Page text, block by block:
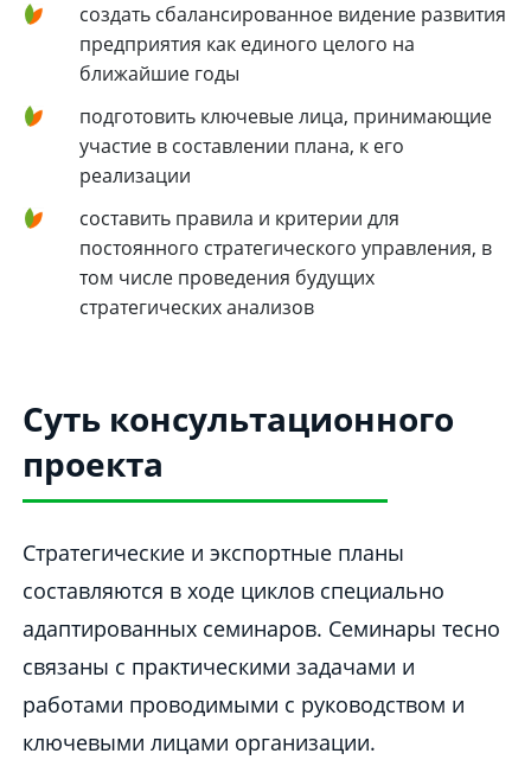
создать сбалансированное видение развития
предприятия как единого целого на
ближайшие годы
подготовить ключевые лица, принимающие
участие в составлении плана, к его
реализации
составить правила и критерии для
постоянного стратегического управления, в
том числе проведения будущих
стратегических анализов
Суть консультационного
проекта
Стратегические и экспортные планы
составляются в ходе циклов специально
адаптированных семинаров. Семинары тесно
связаны с практическими задачами и
работами проводимыми с руководством и
ключевыми лицами организации.